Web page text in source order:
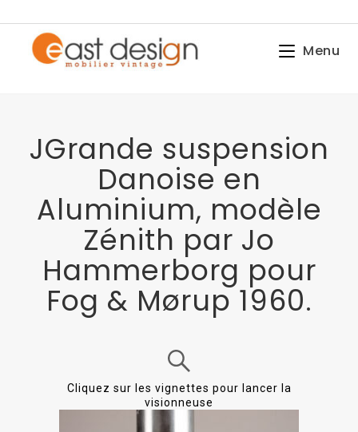
Menu
JGrande suspension
Danoise en
Aluminium, modèle
Zénith par Jo
Hammerborg pour
Fog & Mørup 1960.
Cliquez sur les vignettes pour lancer la
visionneuse